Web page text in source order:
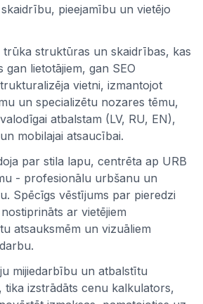
pieejamību un vietējo
trūka struktūras un skaidrības, kas
gan lietotājiem, gan SEO
vietni, izmantojot
un specializētu nozares tēmu,
atbalstam (LV, RU, EN),
mobilajai atsaucībai.
par stila lapu, centrēta ap URB
- profesionālu urbšanu un
Spēcīgs vēstījums par pieredzi
ar vietējiem
atsauksmēm un vizuāliem
mijiedarbību un atbalstītu
tika izstrādāts cenu kalkulators,